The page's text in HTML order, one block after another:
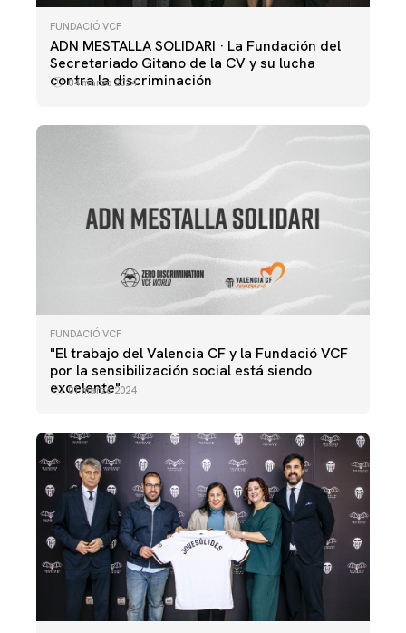
FUNDACIÓ VCF
ADN MESTALLA SOLIDARI · La Fundación del
Secretariado Gitano de la CV y su lucha
contra la discriminación
04 marzo 2024
FUNDACIÓ VCF
"El trabajo del Valencia CF y la Fundació VCF
por la sensibilización social está siendo
excelente"
01 marzo 2024